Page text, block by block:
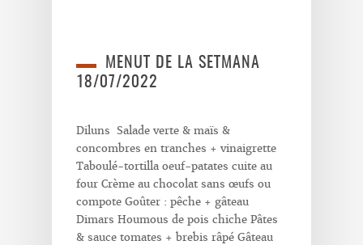
MENUT DE LA SETMANA
18/07/2022
Diluns Salade verte & maïs &
concombres en tranches + vinaigrette
Taboulé-tortilla oeuf-patates cuite au
four Crème au chocolat sans œufs ou
compote Goûter : pêche + gâteau
Dimars Houmous de pois chiche Pâtes
& sauce tomates + brebis râpé Gâteau